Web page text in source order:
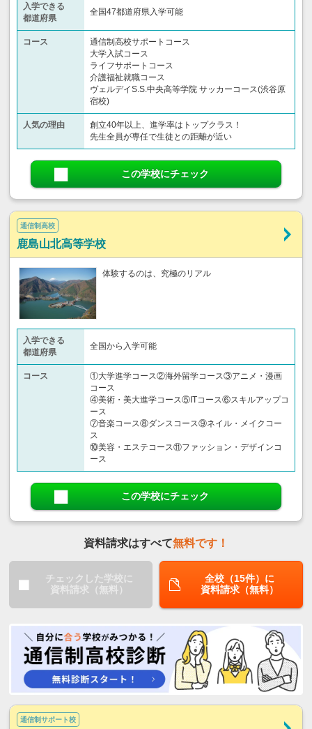
入学できる
都道府県
全国47都道府県入学可能
コース
通信制高校サポートコース
大学入試コース
ライフサポートコース
介護福祉就職コース
ヴェルデイS.S.中央高等学院 サッカーコース(渋谷原
宿校)
人気の理由
創立40年以上、進学率はトップクラス！
先生全員が専任で生徒との距離が近い
この学校にチェック
通信制高校
鹿島山北高等学校
体験するのは、究極のリアル
入学できる
都道府県
全国から入学可能
コース
①大学進学コース②海外留学コース③アニメ・漫画
コース
④美術・美大進学コース⑤ITコース⑥スキルアップコ
ース
⑦音楽コース⑧ダンスコース⑨ネイル・メイクコー
ス
⑩美容・エステコース⑪ファッション・デザインコ
ース
この学校にチェック
資料請求はすべて無料です！
チェックした学校に
資料請求（無料）
全校（15件）に
資料請求（無料）
通信制サポート校